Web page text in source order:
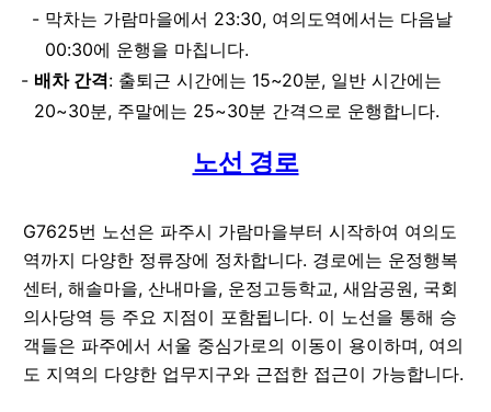
막차는 가람마을에서 23:30, 여의도역에서는 다음날
00:30에 운행을 마칩니다.
배차 간격: 출퇴근 시간에는 15~20분, 일반 시간에는
20~30분, 주말에는 25~30분 간격으로 운행합니다.
노선 경로
G7625번 노선은 파주시 가람마을부터 시작하여 여의도
역까지 다양한 정류장에 정차합니다. 경로에는 운정행복
센터, 해솔마을, 산내마을, 운정고등학교, 새암공원, 국회
의사당역 등 주요 지점이 포함됩니다. 이 노선을 통해 승
객들은 파주에서 서울 중심가로의 이동이 용이하며, 여의
도 지역의 다양한 업무지구와 근접한 접근이 가능합니다.